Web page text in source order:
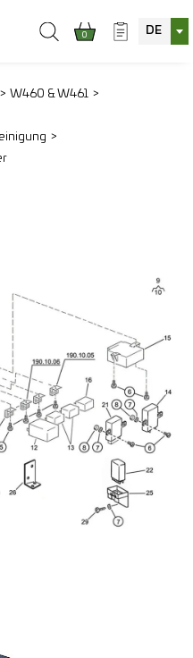
0 DE
W460 & W461